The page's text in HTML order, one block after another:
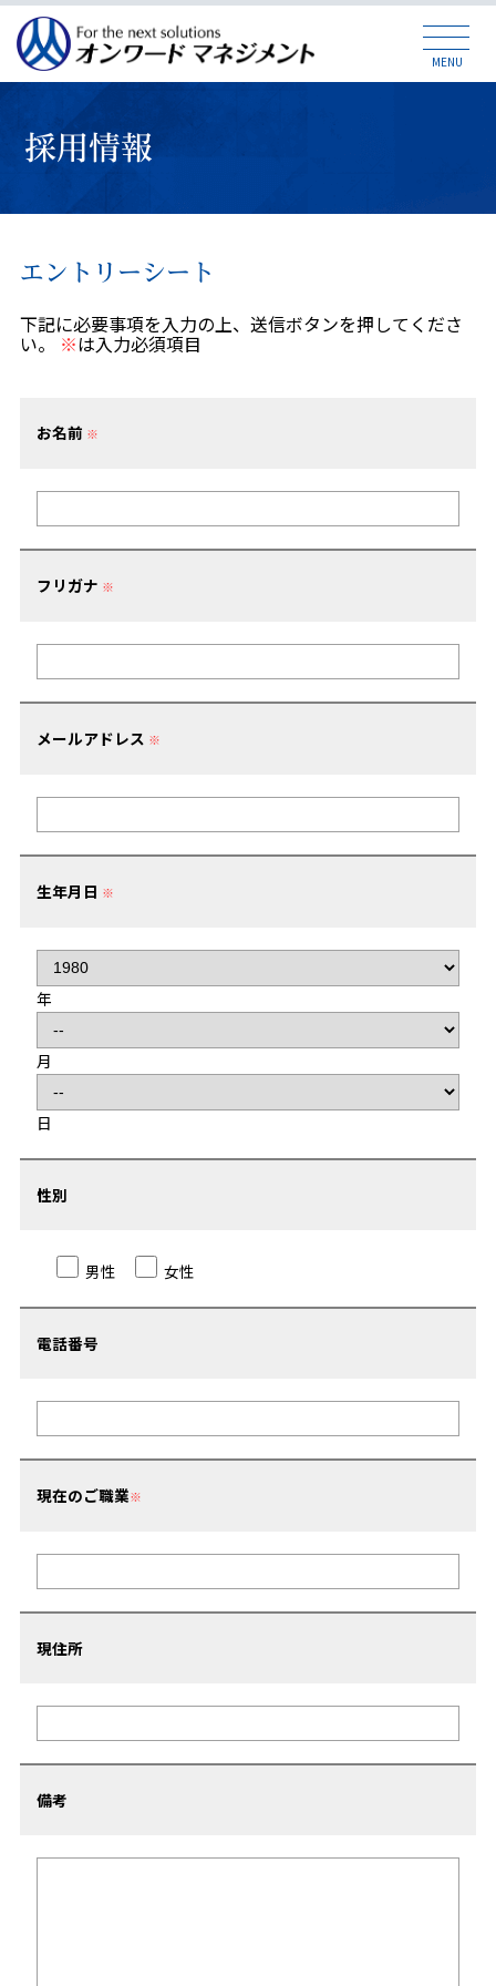
MENU
採用情報
エントリーシート
下記に必要事項を入力の上、送信ボタンを押してくださ
い。 ※は入力必須項目
お名前 ※
フリガナ ※
メールアドレス ※
生年月日 ※
年
月
日
性別
男性 女性
電話番号
現在のご職業※
現住所
備考